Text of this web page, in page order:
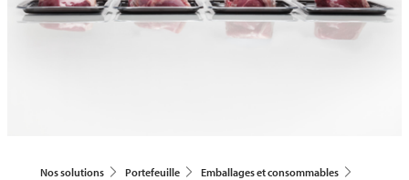
Nos solutions Portefeuille
Emballages et consommables